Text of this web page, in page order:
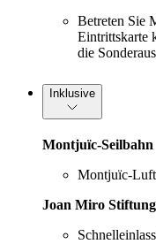
Betreten Sie
Eintrittskarte
die
Inklusive
Montjuïc-Seilbahn
Montjuïc-
Joan Miro Stiftung